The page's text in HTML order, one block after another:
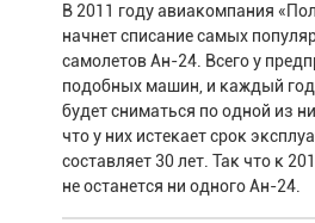
В 2011 году авиакомпания
начнет списание самых
самолетов Ан-24. Всего у
подобных машин, и каждый
будет сниматься по одной из
что у них истекает срок
составляет 30 лет. Так что к
не останется ни одного Ан-24.